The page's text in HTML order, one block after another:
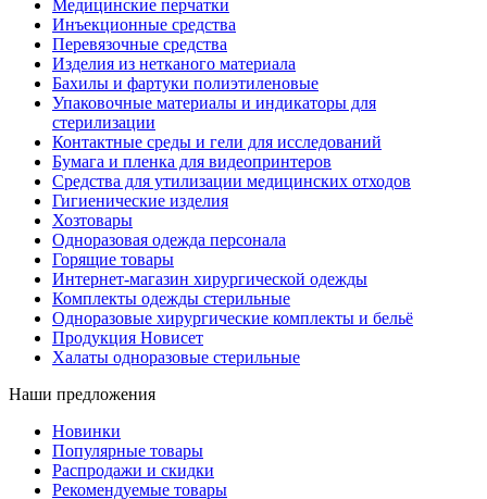
Медицинские перчатки
Инъекционные средства
Перевязочные средства
Изделия из нетканого материала
Бахилы и фартуки полиэтиленовые
Упаковочные материалы и индикаторы для
стерилизации
Контактные среды и гели для исследований
Бумага и пленка для видеопринтеров
Средства для утилизации медицинских отходов
Гигиенические изделия
Хозтовары
Одноразовая одежда персонала
Горящие товары
Интернет-магазин хирургической одежды
Комплекты одежды стерильные
Одноразовые хирургические комплекты и бельё
Продукция Новисет
Халаты одноразовые стерильные
Наши предложения
Новинки
Популярные товары
Распродажи и скидки
Рекомендуемые товары